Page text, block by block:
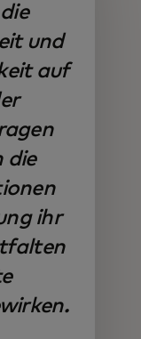
und
auf
die
ihr